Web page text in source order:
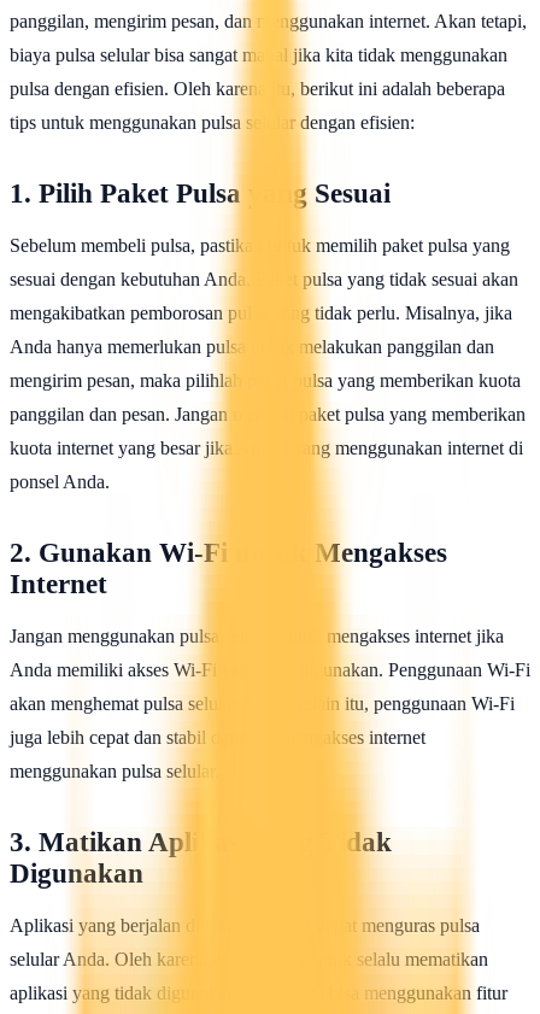
panggilan, mengirim pesan, dan menggunakan internet. Akan tetapi,
biaya pulsa selular bisa sangat mahal jika kita tidak menggunakan
pulsa dengan efisien. Oleh karena itu, berikut ini adalah beberapa
tips untuk menggunakan pulsa selular dengan efisien:
1. Pilih Paket Pulsa yang Sesuai
Sebelum membeli pulsa, pastikan untuk memilih paket pulsa yang
sesuai dengan kebutuhan Anda. Paket pulsa yang tidak sesuai akan
mengakibatkan pemborosan pulsa yang tidak perlu. Misalnya, jika
Anda hanya memerlukan pulsa untuk melakukan panggilan dan
mengirim pesan, maka pilihlah paket pulsa yang memberikan kuota
panggilan dan pesan. Jangan memilih paket pulsa yang memberikan
kuota internet yang besar jika Anda jarang menggunakan internet di
ponsel Anda.
2. Gunakan Wi-Fi untuk Mengakses
Internet
Jangan menggunakan pulsa selular untuk mengakses internet jika
Anda memiliki akses Wi-Fi yang bisa digunakan. Penggunaan Wi-Fi
akan menghemat pulsa selular Anda. Selain itu, penggunaan Wi-Fi
juga lebih cepat dan stabil daripada mengakses internet
menggunakan pulsa selular.
3. Matikan Aplikasi yang Tidak
Digunakan
Aplikasi yang berjalan di latar belakang dapat menguras pulsa
selular Anda. Oleh karena itu, pastikan untuk selalu mematikan
aplikasi yang tidak digunakan. Anda juga bisa menggunakan fitur